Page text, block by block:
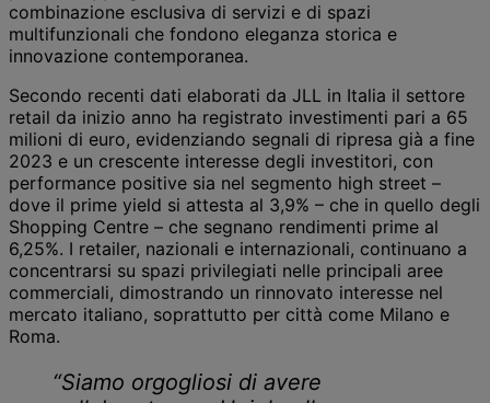
combinazione esclusiva di servizi e di spazi
multifunzionali che fondono eleganza storica e
innovazione contemporanea.
Secondo recenti dati elaborati da JLL in Italia il settore
retail da inizio anno ha registrato investimenti pari a 65
milioni di euro, evidenziando segnali di ripresa già a fine
2023 e un crescente interesse degli investitori, con
performance positive sia nel segmento high street –
dove il prime yield si attesta al 3,9% – che in quello degli
Shopping Centre – che segnano rendimenti prime al
6,25%. I retailer, nazionali e internazionali, continuano a
concentrarsi su spazi privilegiati nelle principali aree
commerciali, dimostrando un rinnovato interesse nel
mercato italiano, soprattutto per città come Milano e
Roma.
“Siamo orgogliosi di avere